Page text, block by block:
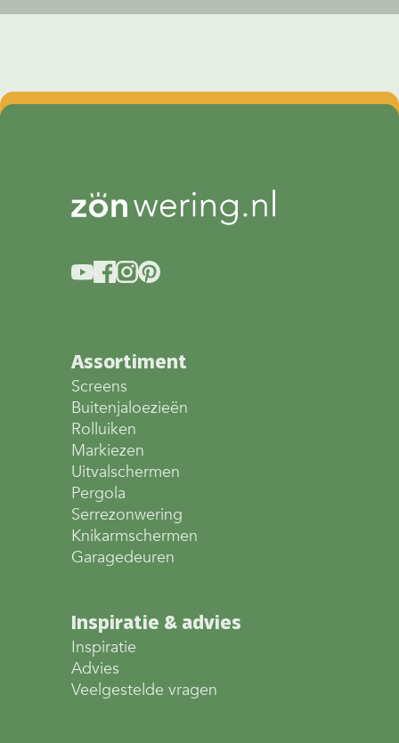
Assortiment
Screens
Buitenjaloezieën
Rolluiken
Markiezen
Uitvalschermen
Pergola
Serrezonwering
Knikarmschermen
Garagedeuren
Inspiratie & advies
Inspiratie
Advies
Veelgestelde vragen